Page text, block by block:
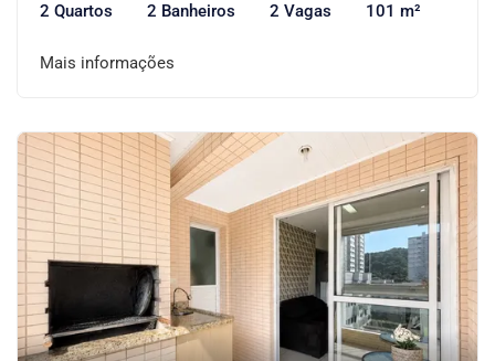
2 Quartos 2 Banheiros 2 Vagas 101 m²
Mais informações